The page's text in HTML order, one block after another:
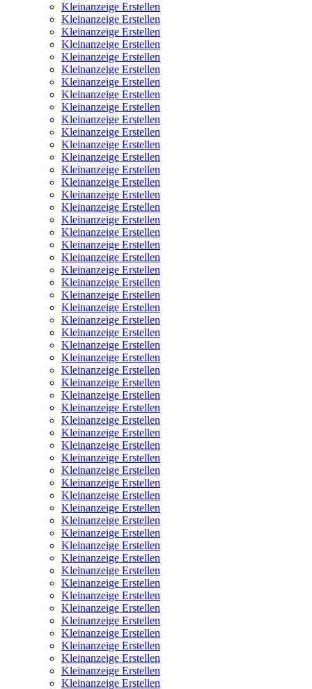
Kleinanzeige Erstellen
Kleinanzeige Erstellen
Kleinanzeige Erstellen
Kleinanzeige Erstellen
Kleinanzeige Erstellen
Kleinanzeige Erstellen
Kleinanzeige Erstellen
Kleinanzeige Erstellen
Kleinanzeige Erstellen
Kleinanzeige Erstellen
Kleinanzeige Erstellen
Kleinanzeige Erstellen
Kleinanzeige Erstellen
Kleinanzeige Erstellen
Kleinanzeige Erstellen
Kleinanzeige Erstellen
Kleinanzeige Erstellen
Kleinanzeige Erstellen
Kleinanzeige Erstellen
Kleinanzeige Erstellen
Kleinanzeige Erstellen
Kleinanzeige Erstellen
Kleinanzeige Erstellen
Kleinanzeige Erstellen
Kleinanzeige Erstellen
Kleinanzeige Erstellen
Kleinanzeige Erstellen
Kleinanzeige Erstellen
Kleinanzeige Erstellen
Kleinanzeige Erstellen
Kleinanzeige Erstellen
Kleinanzeige Erstellen
Kleinanzeige Erstellen
Kleinanzeige Erstellen
Kleinanzeige Erstellen
Kleinanzeige Erstellen
Kleinanzeige Erstellen
Kleinanzeige Erstellen
Kleinanzeige Erstellen
Kleinanzeige Erstellen
Kleinanzeige Erstellen
Kleinanzeige Erstellen
Kleinanzeige Erstellen
Kleinanzeige Erstellen
Kleinanzeige Erstellen
Kleinanzeige Erstellen
Kleinanzeige Erstellen
Kleinanzeige Erstellen
Kleinanzeige Erstellen
Kleinanzeige Erstellen
Kleinanzeige Erstellen
Kleinanzeige Erstellen
Kleinanzeige Erstellen
Kleinanzeige Erstellen
Kleinanzeige Erstellen